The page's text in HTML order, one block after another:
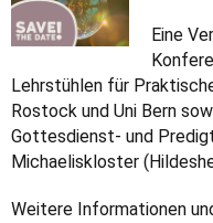
Eine
Lehrstühlen für
Rostock und Uni Bern
Gottesdienst- und
Michaeliskloster
Weitere Informationen